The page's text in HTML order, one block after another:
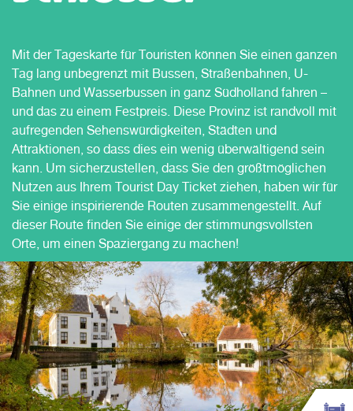
Mit der Tageskarte für Touristen können Sie einen ganzen
Tag lang unbegrenzt mit Bussen, Straßenbahnen, U-
Bahnen und Wasserbussen in ganz Südholland fahren –
und das zu einem Festpreis. Diese Provinz ist randvoll mit
aufregenden Sehenswürdigkeiten, Städten und
Attraktionen, so dass dies ein wenig überwältigend sein
kann. Um sicherzustellen, dass Sie den größtmöglichen
Nutzen aus Ihrem Tourist Day Ticket ziehen, haben wir für
Sie einige inspirierende Routen zusammengestellt. Auf
dieser Route finden Sie einige der stimmungsvollsten
Orte, um einen Spaziergang zu machen!